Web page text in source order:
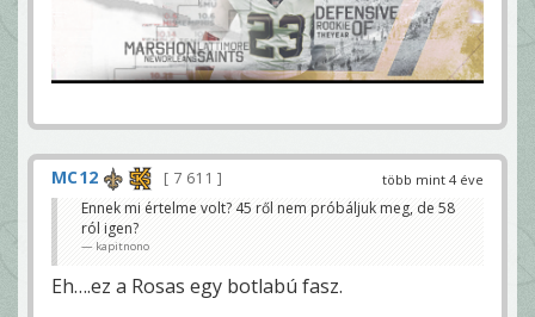
több mint 4 éve
MC12
7 611
Ennek mi értelme volt? 45 ről nem próbáljuk meg, de 58
ról igen?
kapitnono
Eh….ez a Rosas egy botlabú fasz.